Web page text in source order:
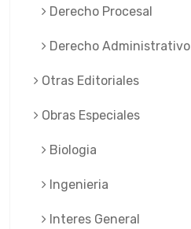
Derecho Procesal
Derecho Administrativo
Otras Editoriales
Obras Especiales
Biologia
Ingenieria
Interes General